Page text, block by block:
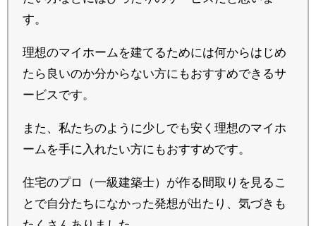
す。
理想のマイホームを建てるためには何からはじめ
たら良いのか分からない方にもおすすめできるサ
ービスです。
また、私たちのように少しでも安く理想のマイホ
ームを手に入れたい方にもおすすめです。
住宅のプロ（一級建築士）が作る間取りを見るこ
とで自分たちになかった発想が出たり、気づきも